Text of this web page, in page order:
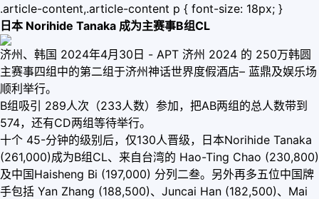
.article-content,.article-content p { font-size: 18px; }
日本 Norihide Tanaka 成为主赛事B组CL
济州、韩国 2024年4月30日 - APT 济州 2024 的 250万韩圆
主赛事四组中的第二组于济州神话世界度假酒店– 蓝鼎及娱乐场
顺利举行。
B组吸引 289人次（233人数）参加，把AB两组的总人数带到
574，还有CD两组等待举行。
十个 45-分钟的级别后，仅130人晋级，日本Norihide Tanaka
(261,000)成为B组CL、来自台湾的 Hao-Ting Chao (230,800)
及中国Haisheng Bi (197,000) 分列二叁。另外再多五位中国牌
手包括 Yan Zhang (188,500)、Juncai Han (182,500)、Mai